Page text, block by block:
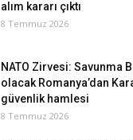
alım kararı çıktı
8 Temmuz 2026
NATO Zirvesi: Savunma
olacak Romanya’dan
güvenlik hamlesi
8 Temmuz 2026